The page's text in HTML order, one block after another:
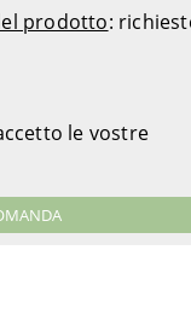
prodotto:
le vostre